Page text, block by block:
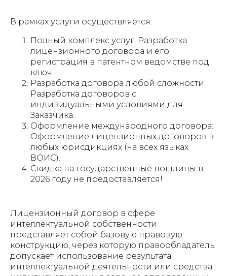
В рамках услуги осуществляется:
Полный комплекс услуг: Разработка
лицензионного договора и его
регистрация в патентном ведомстве под
ключ.
Разработка договора любой сложности:
Разработка договоров с
индивидуальными условиями для
Заказчика.
Оформление международного договора:
Оформление лицензионных договоров в
любых юрисдикциях (на всех языках
ВОИС).
Скидка на государственные пошлины в
2026 году не предоставляется!
Лицензионный договор в сфере
интеллектуальной собственности
представляет собой базовую правовую
конструкцию, через которую правообладатель
допускает использование результата
интеллектуальной деятельности или средства